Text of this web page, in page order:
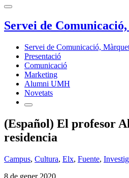
Servei de
Servei de Comunicació,
Presentació
Comunicació
Marketing
Alumni UMH
Novetats
(Español) El profesor
residencia
Campus, Cultura, Elx, Fuente,
8 de gener 2020